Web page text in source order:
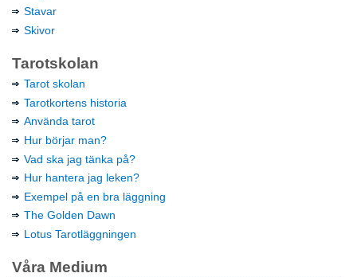
Stavar
Skivor
Tarotskolan
Tarot skolan
Tarotkortens historia
Använda tarot
Hur börjar man?
Vad ska jag tänka på?
Hur hantera jag leken?
Exempel på en bra läggning
The Golden Dawn
Lotus Tarotläggningen
Våra Medium